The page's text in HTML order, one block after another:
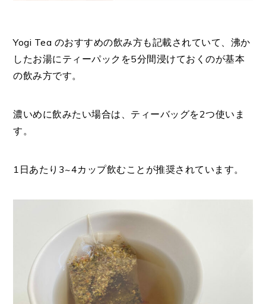
Yogi Tea のおすすめの飲み方も記載されていて、 沸か
したお湯にティーパックを5分間浸けておくのが基本
の飲み方です。
濃いめに飲みたい場合は、ティーバッグを2つ使いま
す。
1日あたり3~4カップ飲むことが推奨されています。